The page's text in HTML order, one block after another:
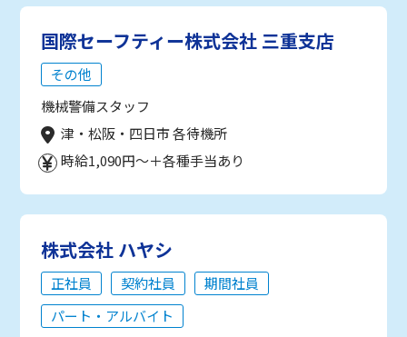
国際セーフティー株式会社 三重支店
その他
機械警備スタッフ
津・松阪・四日市 各待機所
時給1,090円～＋各種手当あり
株式会社 ハヤシ
正社員 契約社員
期間社員
パート・アルバイト